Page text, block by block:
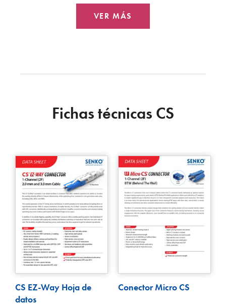
VER MÁS
Fichas técnicas CS
CS EZ-Way Hoja de
datos
Conector Micro CS